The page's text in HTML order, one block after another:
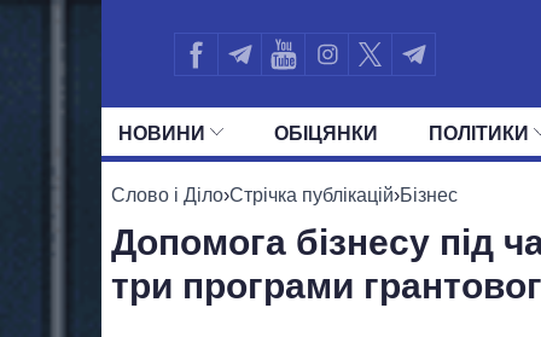
НОВИНИ ОБIЦЯНКИ ПОЛIТИКИ
УСІ ПОЛІТИКИ ПРЕЗИДЕНТ І ОФІС
Слово і Діло›Стрічка публікацій›Бізнес
Допомога бізнесу під
три програми